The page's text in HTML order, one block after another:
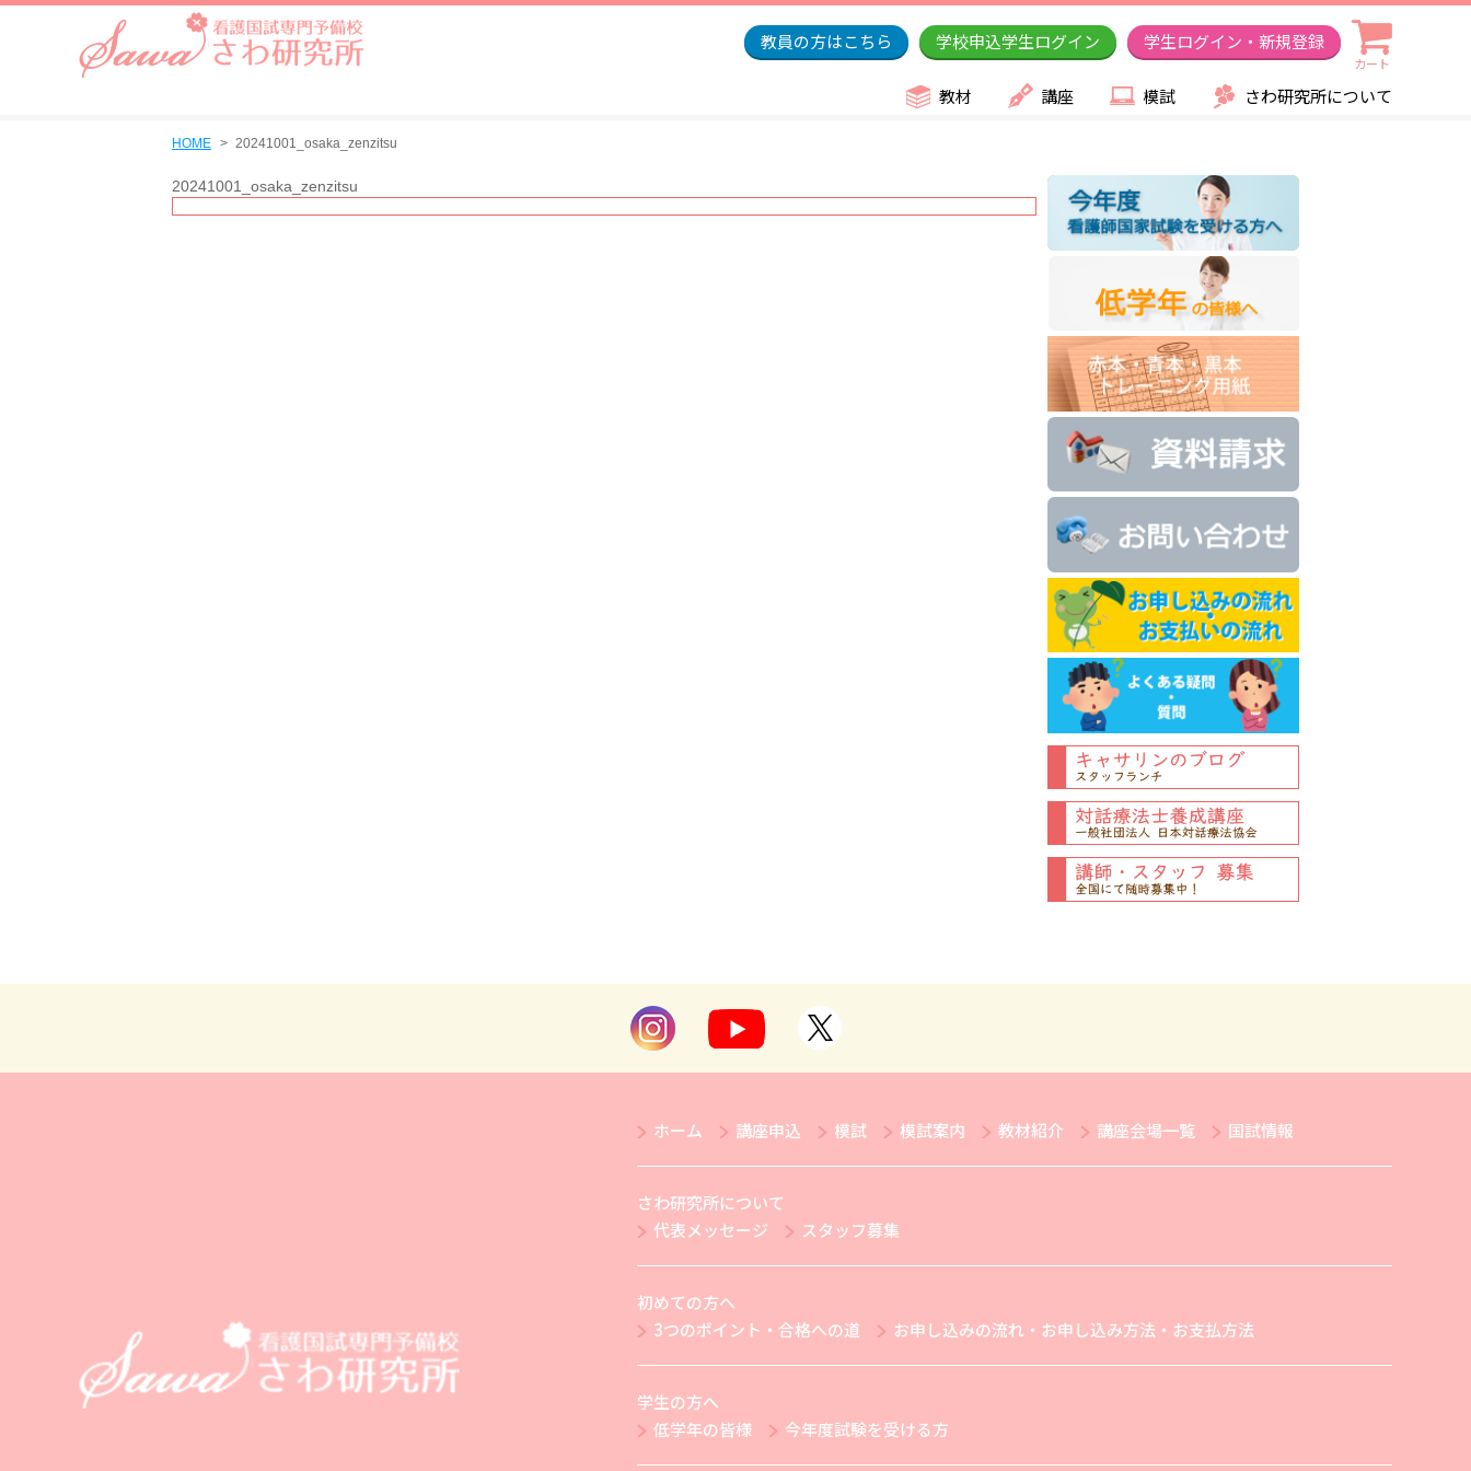
教員の方はこちら 学校申込学生ログイン 学生ログイン・新規登録
カート
教材 講座 模試 さわ研究所について
HOME 20241001_osaka_zenzitsu
20241001_osaka_zenzitsu
ホーム 講座申込 模試 模試案内 教材紹介 講座会場一覧 国試情報
さわ研究所について
代表メッセージ
スタッフ募集
初めての方へ
3つのポイント・合格への道
お申し込みの流れ・お申し込み方法・お支払方法
学生の方へ
低学年の皆様
今年度試験を受ける方